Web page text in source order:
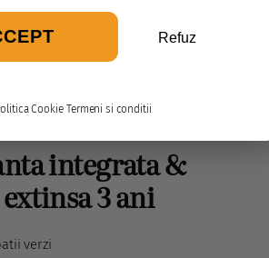
numere auto
integrata &
3 ani
verzi
Refuz
Cookie Termeni si conditii